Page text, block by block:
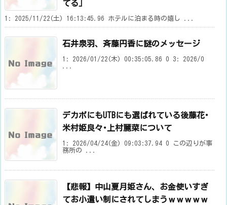
てる」
1: 2025/11/22(土) 16:13:45.96 ホテルに泊まる時の嬉し ...
石井泉羽、斉藤円香に謎のメッセージ
1: 2026/01/22(木) 00:35:05.86 0 3: 2026/0
...
デカボにもUTBにも選ばれている後藤花･
米村姫良々･上村麗菜について
1: 2026/04/24(金) 09:03:37.94 0 この辺りが事
務所の ...
【悲報】中山夏月姫さん、お金使いすぎ
てお小遣い制にされてしまうｗｗｗｗｗ